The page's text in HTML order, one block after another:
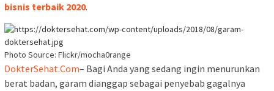
bisnis terbaik 2020.
Photo Source: Flickr/mocha0range
DokterSehat.Com– Bagi Anda yang sedang ingin menurunkan
berat badan, garam dianggap sebagai penyebab gagalnya